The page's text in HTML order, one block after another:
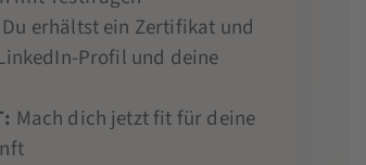
Du erhältst ein Zertifikat und
Profil und deine
Mach dich jetzt fit für deine